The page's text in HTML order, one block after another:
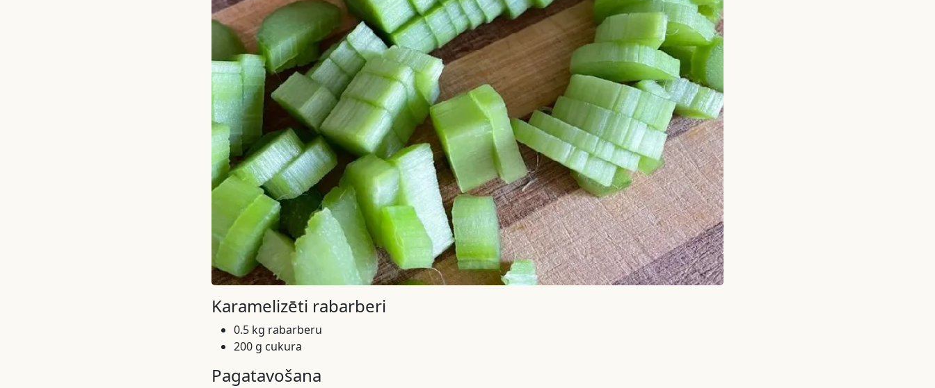
Karamelizēti rabarberi
0.5 kg rabarberu
200 g cukura
Pagatavošana